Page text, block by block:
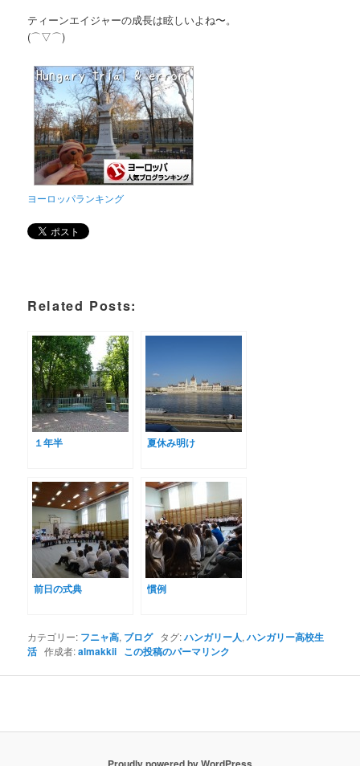
ティーンエイジャーの成長は眩しいよね〜。
(⌒▽⌒)
ヨーロッパランキング
Related Posts:
１年半 夏休み明け
前日の式典 慣例
カテゴリー: フニャ高, ブログタグ:ハンガリー人,ハンガリー高校生
活 作成者:almakkii この投稿のパーマリンク